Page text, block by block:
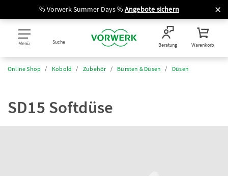
% Vorwerk Summer Days % Angebote sichern
Menü Suche Beratung Warenkorb
Online Shop Kobold Zubehör Bürsten & Düsen Düsen
SD15 Softdüse